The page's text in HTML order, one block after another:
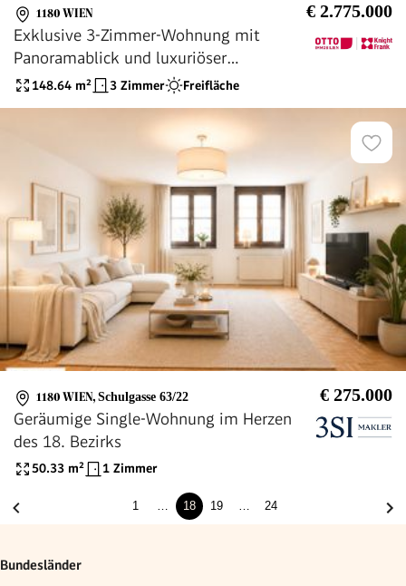
1180 WIEN € 2.775.000
Exklusive 3-Zimmer-Wohnung mit
Panoramablick und luxuriöser
Dachterrasse
148.64 m² 3 Zimmer Freifläche
1180 WIEN, Schulgasse 63/22 € 275.000
Geräumige Single-Wohnung im Herzen
des 18. Bezirks
50.33 m² 1 Zimmer
1 18 19 24
Bundesländer